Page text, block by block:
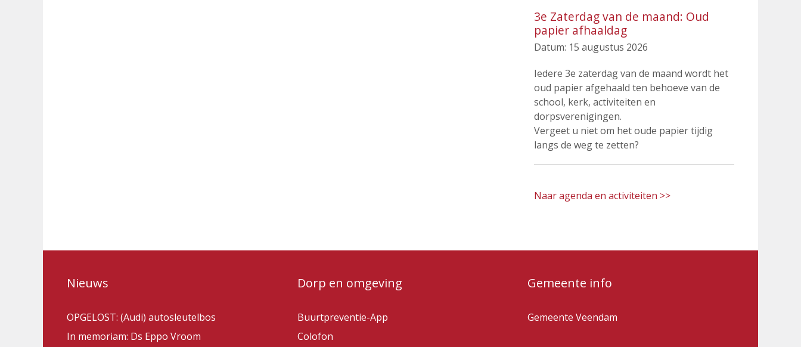
3e Zaterdag van de maand: Oud
papier afhaaldag
Datum: 15 augustus 2026
Iedere 3e zaterdag van de maand wordt het
oud papier afgehaald ten behoeve van de
school, kerk, activiteiten en
dorpsverenigingen.
Vergeet u niet om het oude papier tijdig
langs de weg te zetten?
Naar agenda en activiteiten >>
Nieuws
OPGELOST: (Audi) autosleutelbos
In memoriam: Ds Eppo Vroom
Dorp en omgeving
Buurtpreventie-App
Colofon
Gemeente info
Gemeente Veendam